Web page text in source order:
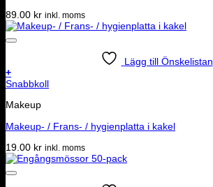
89.00 kr inkl. moms
Lägg till Önskelistan
+
Snabbkoll
Makeup
Makeup- / Frans- / hygienplatta i kakel
19.00 kr inkl. moms